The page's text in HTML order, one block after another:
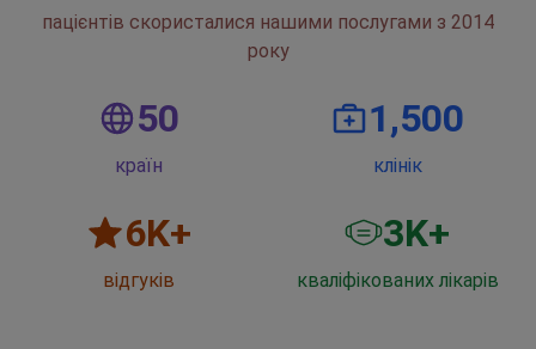
пацієнтів скористалися нашими послугами з 2014
року
50
країн
1,500
клінік
6K+
відгуків
3K+
кваліфікованих лікарів